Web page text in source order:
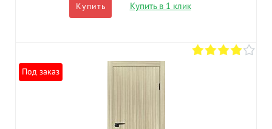
Купить Купить в 1 клик
Под заказ